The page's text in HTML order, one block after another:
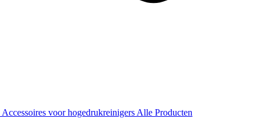
Accessoires voor hogedrukreinigers Alle Producten